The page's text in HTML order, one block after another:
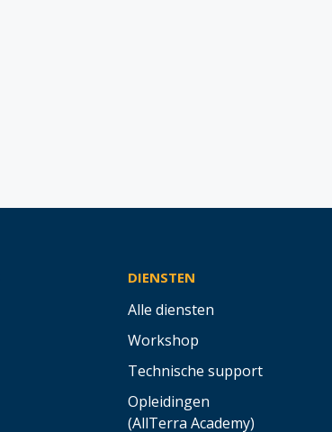
DIENSTEN
Alle diensten
Workshop
Technische support
Opleidingen
(AllTerra Academy)